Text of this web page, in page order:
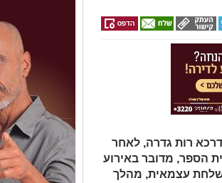
מתיכון דרכא רות גדרה, לאחר
הספר, מדובר באירוע
עצמאית, מהלך